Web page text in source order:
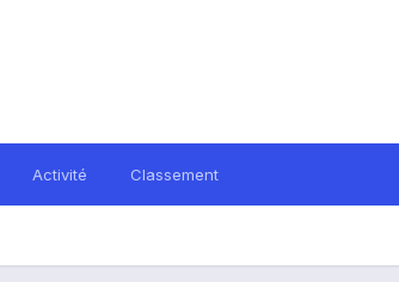
Activité Classement